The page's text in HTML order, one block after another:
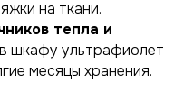
на ткани.
тепла и
шкафу ультрафиолет
месяцы хранения.